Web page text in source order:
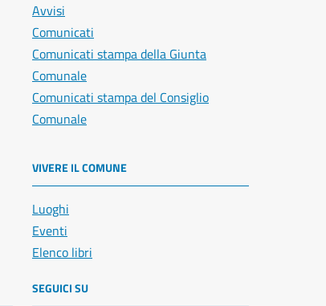
Avvisi
Comunicati
Comunicati stampa della Giunta
Comunale
Comunicati stampa del Consiglio
Comunale
VIVERE IL COMUNE
Luoghi
Eventi
Elenco libri
SEGUICI SU